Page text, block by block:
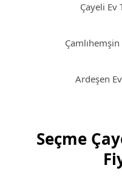
Çayeli Ev
Ardeşen
Seçme